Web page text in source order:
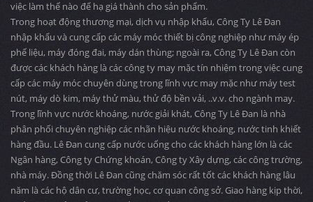
việc làm thế nào để hạ giá thành cho sản phẩm.
Trong hoạt động thương mại, dịch vụ nhập khẩu, Công Ty Lê Đan
nhập khẩu và cung cấp các máy móc thiết bị công nghiệp như máy ép
phế liệu, máy đóng đai, máy dán thùng; ngoài ra, Công Ty Lê Đan còn
được các khách hàng là các công ty may mặc tín nhiệm trong việc cung
cấp các máy móc chuyên dùng trong lĩnh vực may mặc như máy test
nút, máy dò kim, máy thử màu, thử độ bền vải, ..v.v. cho ngành may.
Trong lĩnh vực nước khoáng, nước giải khát, Công Ty Lê Đan là nhà
phân phối chuyên nghiệp các nhãn hiệu nước khoáng, nước tinh khiết
hàng đầu. Lê Đan cung cấp nước uống cho các khách hàng lớn là các
Ngân hàng, Công ty Chứng khoán, Công ty Xây dựng, các công trường,
nhà máy. Đồng thời Lê Đan cũng chăm sóc rất tốt các khách hàng lâu
năm là các hộ dân cư, trường học, cơ quan công sở. Giao hàng kịp thời,